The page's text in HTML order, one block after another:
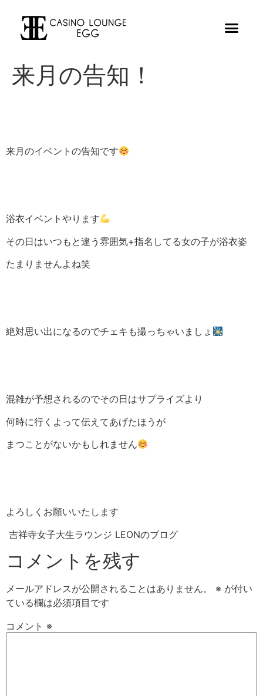
来月の告知！
来月のイベントの告知です
浴衣イベントやります
その日はいつもと違う雰囲気+指名してる女の子が浴衣姿
たまりませんよね笑
絶対思い出になるのでチェキも撮っちゃいましょ
混雑が予想されるのでその日はサプライズより
何時に行くよって伝えてあげたほうが
まつことがないかもしれません
よろしくお願いいたします
吉祥寺女子大生ラウンジ LEONのブログ
コメントを残す
メールアドレスが公開されることはありません。 ※ が付い
ている欄は必須項目です
コメント ※